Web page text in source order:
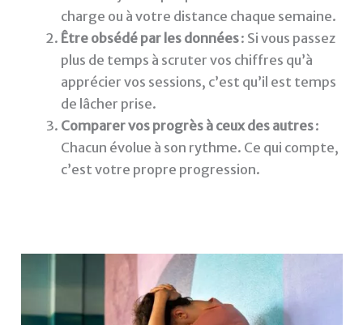
charge ou à votre distance chaque semaine.
Être obsédé par les données: Si vous passez
plus de temps à scruter vos chiffres qu’à
apprécier vos sessions, c’est qu’il est temps
de lâcher prise.
Comparer vos progrès à ceux des autres:
Chacun évolue à son rythme. Ce qui compte,
c’est votre propre progression.